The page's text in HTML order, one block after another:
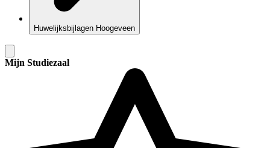
Huwelijksbijlagen Hoogeveen
Mijn Studiezaal